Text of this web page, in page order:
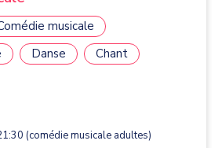
musicale
Danse Chant
(comédie musicale adultes)